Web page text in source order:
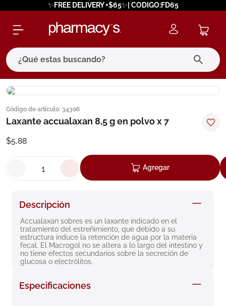
✨FREE DELIVERY +$65✨| CODIGO:FD65
¿Qué estas buscando?
Código de artículo: 34306
Laxante accualaxan 8,5 g en polvo x 7
$5,88
Agregar
Descripción
Accualaxan sobres es un laxante indicado en el
tratamiento del estreñimiento, que debido a su
estructura induce la retención de agua por la materia
fecal. El Macrogol no se altera a lo largo del intestino y
no tiene efectos secundarios sobre la secreción de
glucosa o electrólitos.
Especificaciones
términos más buscados
1. eucerin
pilexil
5. cerave
6 degraler
7. megacistin
8. roche posay
9. isdin